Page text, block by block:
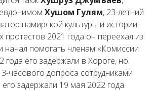
Хушом Гулям, 23-летний
памирской культуры и истории.
протестов 2021 года он переехал из
помогать членам «Комиссии
года его задержали в Хороге, но
часового допроса сотрудниками
задержали 19 мая 2022 года.